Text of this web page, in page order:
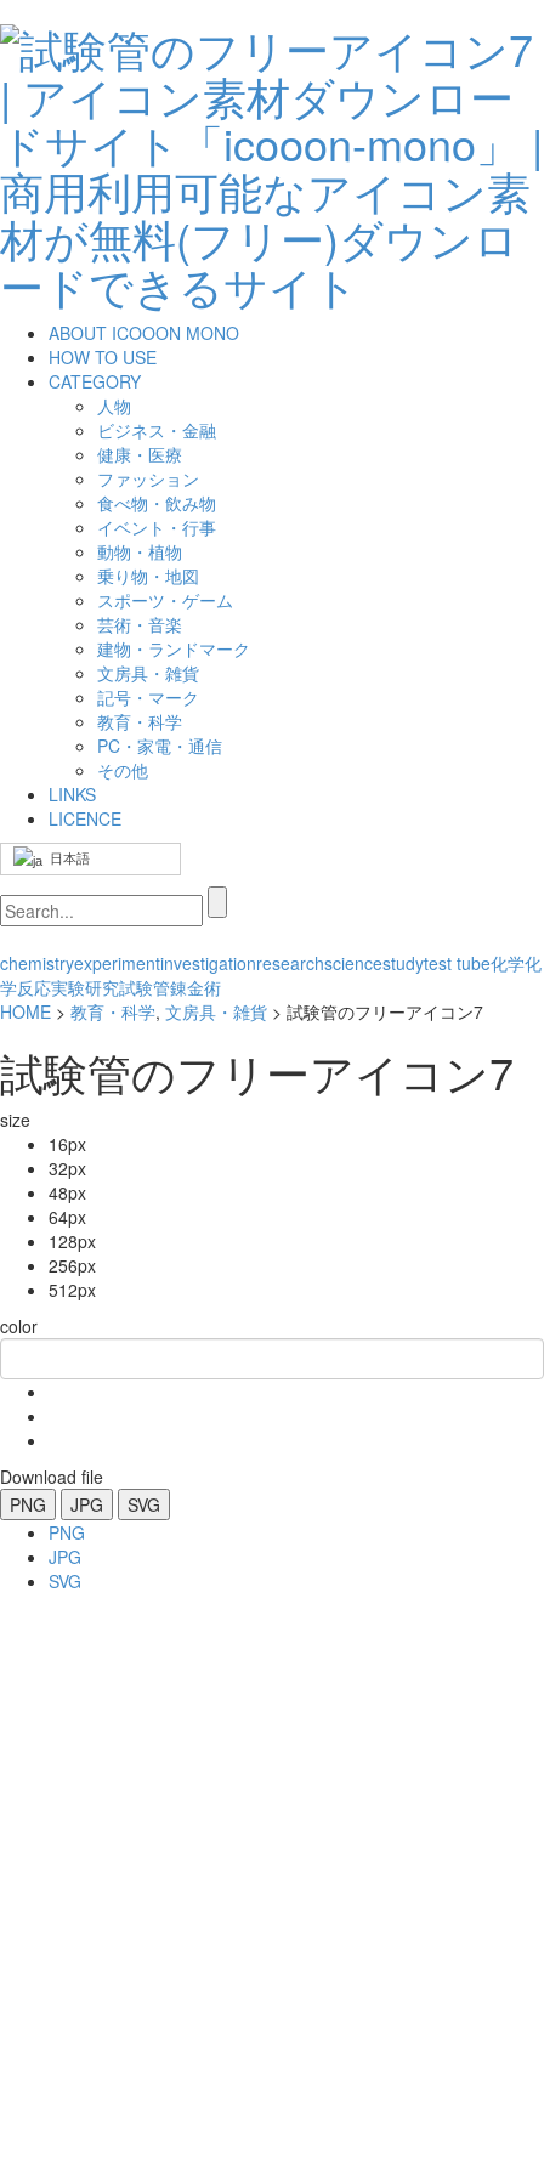
ABOUT ICOOON MONO
HOW TO USE
CATEGORY
人物
ビジネス・金融
健康・医療
ファッション
食べ物・飲み物
イベント・行事
動物・植物
乗り物・地図
スポーツ・ゲーム
芸術・音楽
建物・ランドマーク
文房具・雑貨
記号・マーク
教育・科学
PC・家電・通信
その他
LINKS
LICENCE
日本語
chemistryexperimentinvestigationresearchsciencestudytest tube化学化
学反応実験研究試験管錬金術
HOME > 教育・科学, 文房具・雑貨 > 試験管のフリーアイコン7
試験管のフリーアイコン7
size
16px
32px
48px
64px
128px
256px
512px
color
Download file
PNG
JPG
SVG
PNG
JPG
SVG